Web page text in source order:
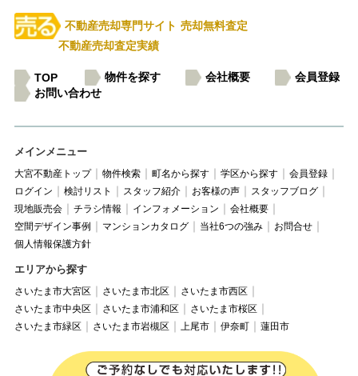
不動産売却専門サイト 売却無料査定
不動産売却査定実績
TOP 物件を探す 会社概要
会員登録
お問い合わせ
メインメニュー
大宮不動産トップ 物件検索 町名から探す 学区から探す
会員登録
ログイン
検討リスト スタッフ紹介 お客様の声
スタッフブログ
現地販売会
チラシ情報 インフォメーション
会社概要
空間デザイン事例
マンションカタログ 当社6つの強み
お問合せ
個人情報保護方針
エリアから探す
さいたま市大宮区 さいたま市北区
さいたま市西区
さいたま市中央区
さいたま市浦和区
さいたま市桜区
さいたま市緑区
さいたま市岩槻区 上尾市 伊奈町 蓮田市